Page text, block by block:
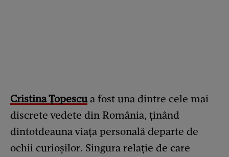
Cristina Țopescua fost una dintre cele mai
discrete vedete din România, ținând
dintotdeauna viața personală departe de
ochii curioșilor. Singura relație de care